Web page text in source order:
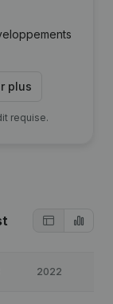
plus
requise.
2022